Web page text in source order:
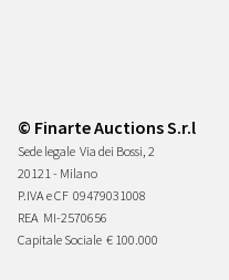
© Finarte Auctions S.r.l
Sede legale Via dei Bossi, 2
20121 - Milano
P.IVA e CF 09479031008
REA MI-2570656
Capitale Sociale € 100.000